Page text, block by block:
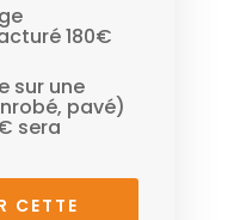
180€
sur une
pavé)
sera
CETTE